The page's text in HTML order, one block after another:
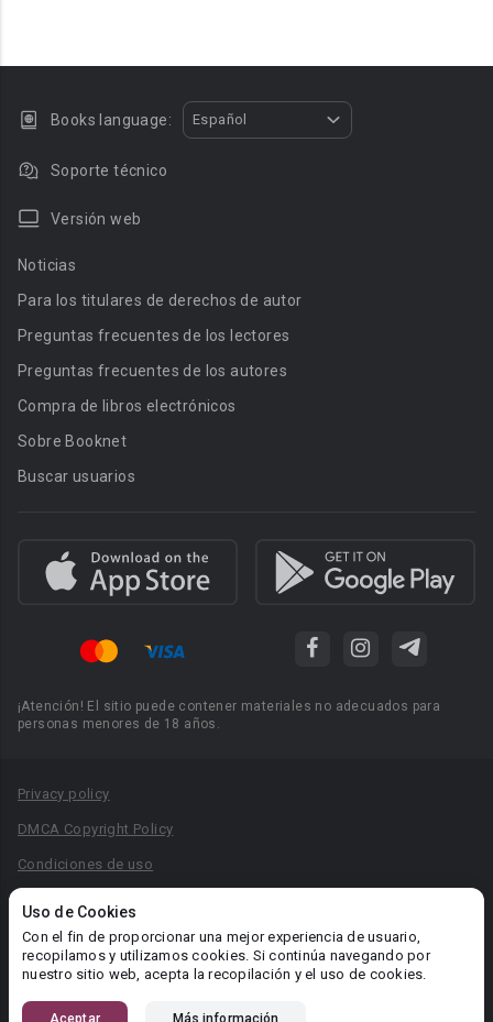
Uso de Cookies
Con el fin de proporcionar una mejor experiencia de usuario,
recopilamos y utilizamos cookies. Si continúa navegando por
nuestro sitio web, acepta la recopilación y el uso de cookies.
Aceptar Más información
Books language: Español
Soporte técnico
Versión web
Noticias
Para los titulares de derechos de autor
Preguntas frecuentes de los lectores
Preguntas frecuentes de los autores
Compra de libros electrónicos
Sobre Booknet
Buscar usuarios
¡Atención! El sitio puede contener materiales no adecuados para
personas menores de 18 años.
Privacy policy
DMCA Copyright Policy
Condiciones de uso
Reglas para la publicación de libros
Área RR.PP.: pr@booknet.com